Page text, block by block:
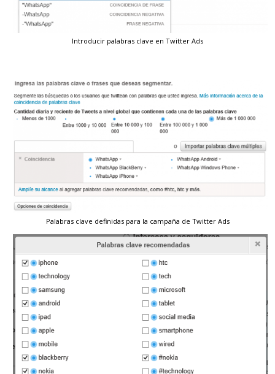
Introducir palabras clave en Twitter Ads
Palabras clave definidas para la campaña de Twitter Ads